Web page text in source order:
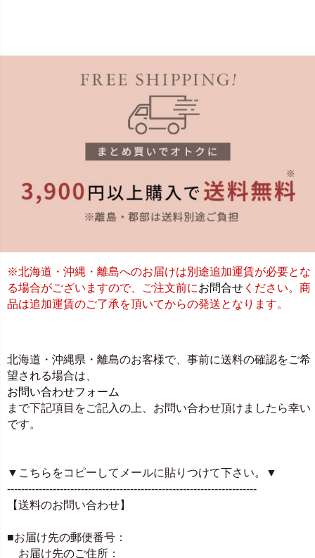
※北海道・沖縄・離島へのお届けは別途追加運賃が必要とな
る場合がございますので、ご注文前にお問合せ ください。商
品は追加運賃のご了承を頂いてからの発送となります。
北海道・沖縄県・離島のお客様で、事前に送料の確認をご希
望される場合は、
お問い合わせフォーム
まで下記項目をご記入の上、お問い合わせ頂けましたら幸い
です。
▼こちらをコピーしてメールに貼りつけて下さい。▼
-----------------------------------------------------------------------
【送料のお問い合わせ】
■お届け先の郵便番号：
お届け先のご住所：